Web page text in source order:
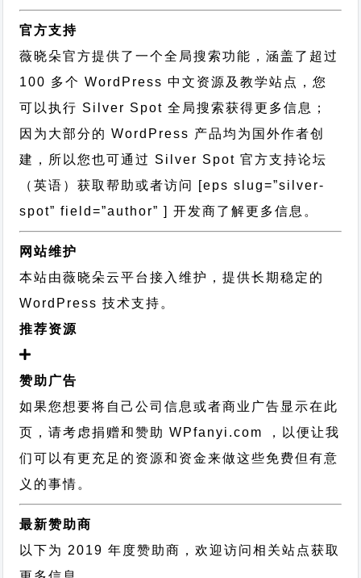
官方支持
薇晓朵官方提供了一个全局搜索功能，涵盖了超过
100 多个 WordPress 中文资源及教学站点，您
可以执行 Silver Spot 全局搜索获得更多信息；
因为大部分的 WordPress 产品均为国外作者创
建，所以您也可通过 Silver Spot 官方支持论坛
（英语）获取帮助或者访问 [eps slug=”silver-
spot” field=”author” ] 开发商了解更多信息。
网站维护
本站由薇晓朵云平台接入维护，提供长期稳定的
WordPress 技术支持 。
推荐资源
赞助广告
如果您想要将自己公司信息或者商业广告显示在此
页，请考虑捐赠和赞助 WPfanyi.com ，以便让我
们可以有更充足的资源和资金来做这些免费但有意
义的事情。
最新赞助商
以下为 2019 年度赞助商，欢迎访问相关站点获取